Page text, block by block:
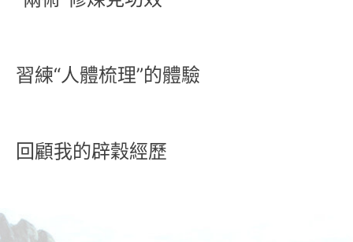
習練“人體梳理”的體驗
回顧我的辟穀經歷